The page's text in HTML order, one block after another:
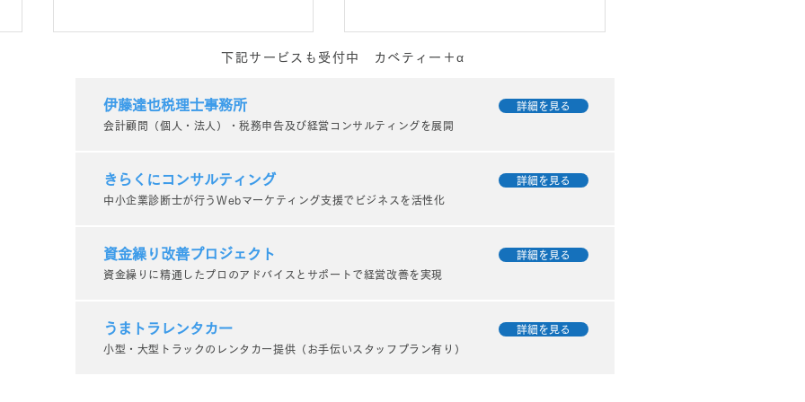
「接触」から始まる
はウェブサイト制作のプロとし
て、お客様にとって最適なサイト
す。 しかし、ふとした瞬間に
「どうやってこのサイトを受注す
ん、仕事...
目指すより“形にする”ことの
大切さ
制作のご相談をいただいていま
す。先日、以前からお付き合いの
イトを新しく作りたいというご相
談を受けました。 このお客さま
下記サービスも受付中 カベティー＋α
伊藤達也税理士事務所
会計顧問（個人・法人）・税務申告及び経営コンサルティングを展開
詳細を見る
きらくにコンサルティング
中小企業診断士が行うWebマーケティング支援でビジネスを活性化
詳細を見る
資金繰り改善プロジェクト
資金繰りに精通したプロのアドバイスとサポートで経営改善を実現
詳細を見る
うまトラレンタカー
小型・大型トラックのレンタカー提供（お手伝いスタッフプラン有り）
詳細を見る